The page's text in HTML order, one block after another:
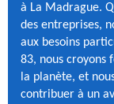
à La Madrague.
des entreprises,
aux besoins
83, nous croyons
la planète, et
contribuer à un